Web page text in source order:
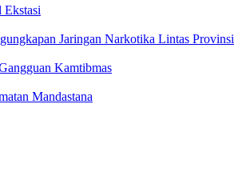
Ekstasi
Jaringan Narkotika Lintas Provinsi
Kamtibmas
Mandastana